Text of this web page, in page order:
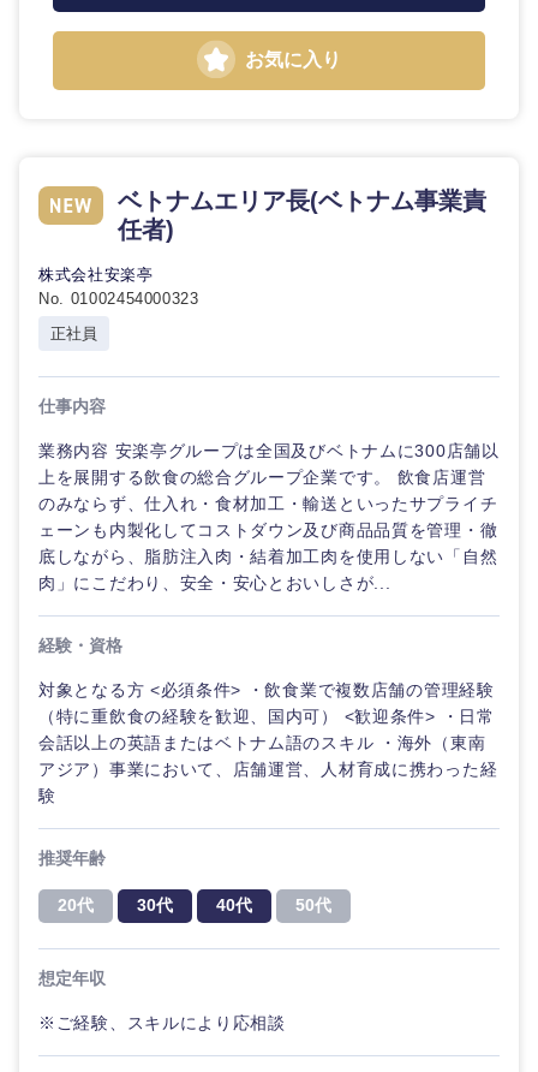
クリエイ
タント
専門職
技術職
（IT）、
Webサー
ビス・制
作、ゲー
ム
（モノづ
金融専門
職
不動産専
門職
建設・施
経営企画
政策渉外
営業
コンサルタント
技術職（モノづくり）
メディカル
不動産専門職
建設・施工管理
その他
メディカル・ヘルスケア・ライフサイエンス
建設・不動産
倉庫・運輸・物流
小売・通販・外食
IT・通信
WEBサービス
コンサル・シンクタンク
マスメディア
サービス
急募 第二新卒
外資系企業
年間休日120日以
完全週休2日制 社宅・家賃補助有
お気に入り
ベトナムエリア長(ベトナム事業責
任者)
株式会社安楽亭
No. 01002454000323
正社員
仕事内容
業務内容 安楽亭グループは全国及びベトナムに300店舗以
上を展開する飲食の総合グループ企業です。 飲食店運営
のみならず、仕入れ・食材加工・輸送といったサプライチ
ェーンも内製化してコストダウン及び商品品質を管理・徹
底しながら、脂肪注入肉・結着加工肉を使用しない「自然
肉」にこだわり、安全・安心とおいしさが...
経験・資格
対象となる方 <必須条件> ・飲食業で複数店舗の管理経験
（特に重飲食の経験を歓迎、国内可） <歓迎条件> ・日常
会話以上の英語またはベトナム語のスキル ・海外（東南
アジア）事業において、店舗運営、人材育成に携わった経
験
推奨年齢
20代 30代 40代 50代
想定年収
※ご経験、スキルにより応相談